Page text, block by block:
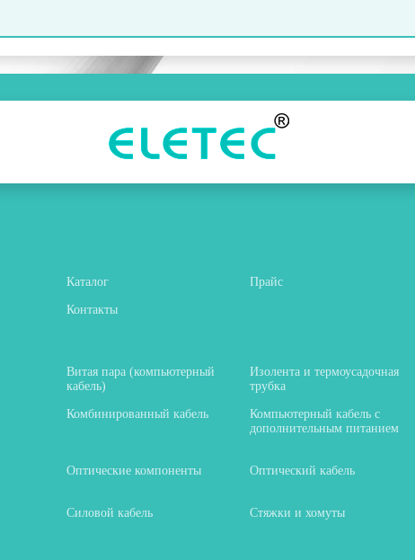
Каталог Прайс
Контакты
Витая пара (компьютерный
кабель)
Изолента и термоусадочная
трубка
Комбинированный кабель
Компьютерный кабель с
дополнительным питанием
Оптические компоненты Оптический кабель
Силовой кабель Стяжки и хомуты